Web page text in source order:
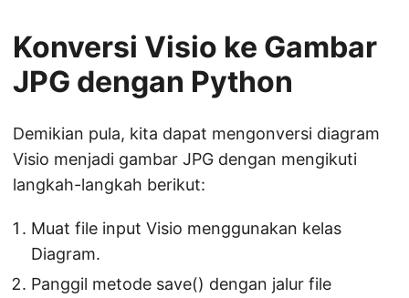
Konversi Visio ke Gambar
JPG dengan Python
Demikian pula, kita dapat mengonversi diagram
Visio menjadi gambar JPG dengan mengikuti
langkah-langkah berikut:
Muat file input Visio menggunakan kelas
Diagram.
Panggil metode save() dengan jalur file